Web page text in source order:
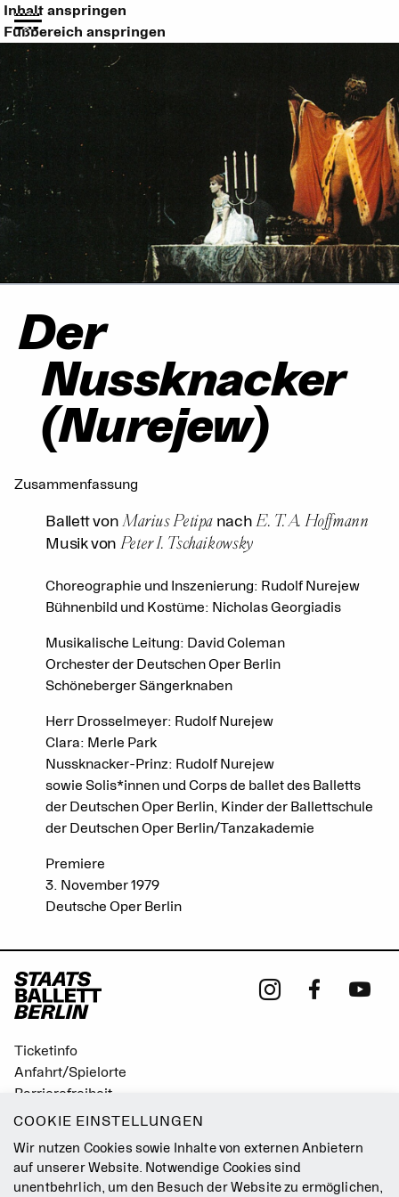
Inhalt anspringen
Fußbereich anspringen
Der
Nussknacker
(Nurejew)
Zusammenfassung
Ballett vonMarius Petipa nach E. T. A. Hoffmann
Musik von Peter I. Tschaikowsky
Choreographie und Inszenierung: Rudolf Nurejew
Bühnenbild und Kostüme: Nicholas Georgiadis
Musikalische Leitung: David Coleman
Orchester der Deutschen Oper Berlin
Schöneberger Sängerknaben
Herr Drosselmeyer: Rudolf Nurejew
Clara: Merle Park
Nussknacker-Prinz: Rudolf Nurejew
sowie Solis*innen und Corps de ballet des Balletts
der Deutschen Oper Berlin, Kinder der Ballettschule
der Deutschen Oper Berlin/Tanzakademie
Premiere
3. November 1979
Deutsche Oper Berlin
Ticketinfo
Anfahrt/Spielorte
Barrierefreiheit
Leichte Sprache
Leitbild
COOKIE EINSTELLUNGEN
Wir nutzen Cookies sowie Inhalte von externen Anbietern
auf unserer Website. Notwendige Cookies sind
unentbehrlich, um den Besuch der Website zu ermöglichen,